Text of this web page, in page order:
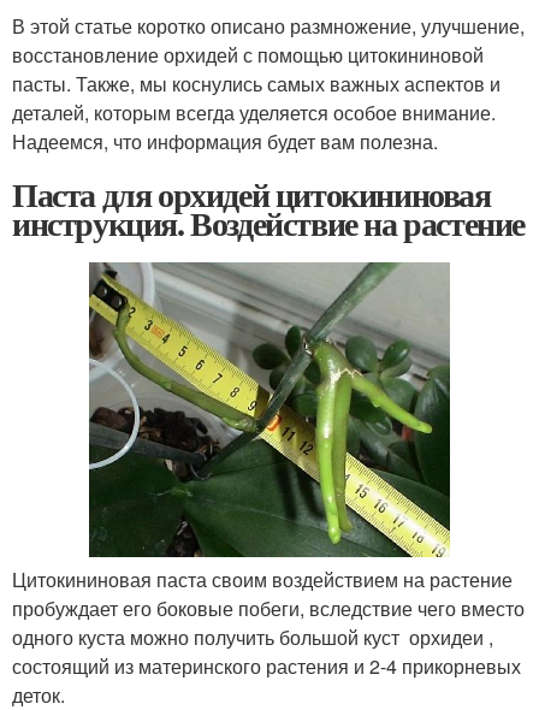
В этой статье коротко описано размножение, улучшение,
восстановление орхидей с помощью цитокининовой
пасты. Также, мы коснулись самых важных аспектов и
деталей, которым всегда уделяется особое внимание.
Надеемся, что информация будет вам полезна.
Паста для орхидей цитокининовая
инструкция. Воздействие на растение
Цитокининовая паста своим воздействием на растение
пробуждает его боковые побеги, вследствие чего вместо
одного куста можно получить большой куст орхидеи ,
состоящий из материнского растения и 2-4 прикорневых
деток.